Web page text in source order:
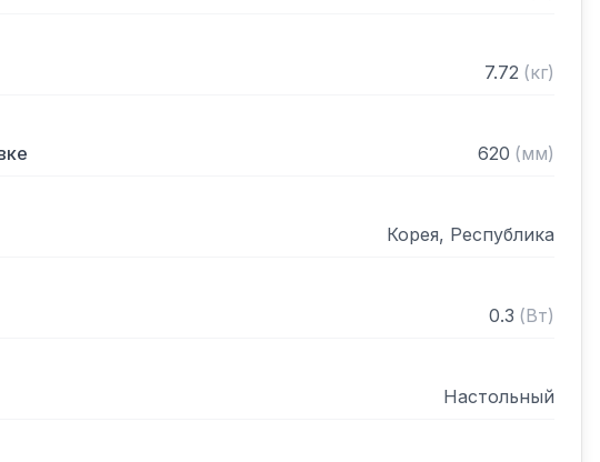
7.72 (кг)
620 (мм)
Корея, Республика
0.3 (Вт)
Настольный